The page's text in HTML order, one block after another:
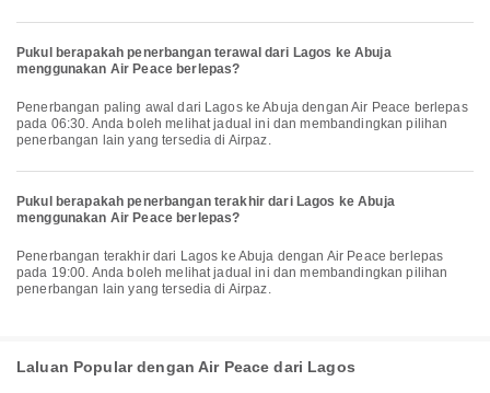
Pukul berapakah penerbangan terawal dari Lagos ke Abuja
menggunakan Air Peace berlepas?
Penerbangan paling awal dari Lagos ke Abuja dengan Air Peace berlepas
pada 06:30. Anda boleh melihat jadual ini dan membandingkan pilihan
penerbangan lain yang tersedia di Airpaz.
Pukul berapakah penerbangan terakhir dari Lagos ke Abuja
menggunakan Air Peace berlepas?
Penerbangan terakhir dari Lagos ke Abuja dengan Air Peace berlepas
pada 19:00. Anda boleh melihat jadual ini dan membandingkan pilihan
penerbangan lain yang tersedia di Airpaz.
Laluan Popular dengan Air Peace dari Lagos